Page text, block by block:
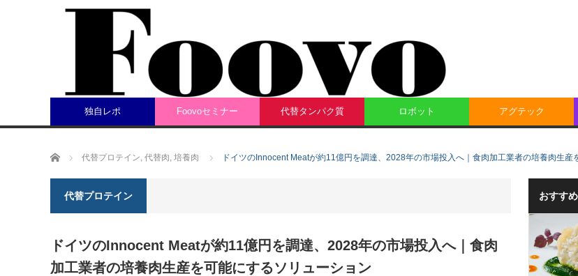
独自レポ Foovoセミナー 代替タンパク質 ロボット アグテック
ホーム 代替プロテイン, 代替肉, 培養肉 ドイツのInnocent Meatが約11億円を調達、2028年の市場投入へ｜食肉加工業者の培養肉生産
代替プロテイン
ドイツのInnocent Meatが約11億円を調達、2028年の市場投入へ｜食肉
加工業者の培養肉生産を可能にするソリューション
おすす